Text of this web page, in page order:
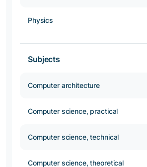
Physics
Subjects
Computer architecture
Computer science, practical
Computer science, technical
Computer science, theoretical